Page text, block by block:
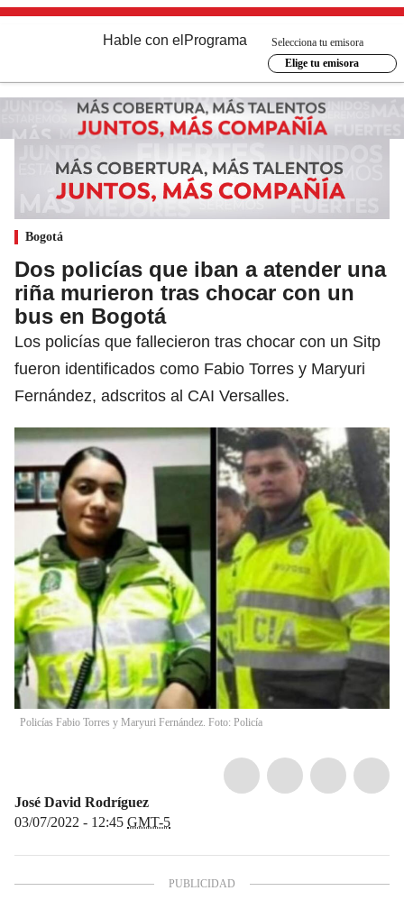
Hable con el Programa
Selecciona tu emisora
Elige tu emisora
Bogotá
Dos policías que iban a atender una
riña murieron tras chocar con un
bus en Bogotá
Los policías que fallecieron tras chocar con un Sitp
fueron identificados como Fabio Torres y Maryuri
Fernández, adscritos al CAI Versalles.
Policías Fabio Torres y Maryuri Fernández. Foto: Policía
José David Rodríguez
03/07/2022 - 12:45 GMT-5